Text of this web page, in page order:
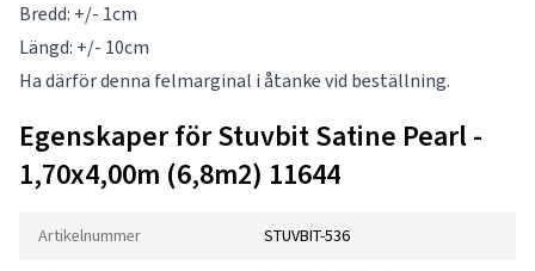
Bredd: +/- 1cm
Längd: +/- 10cm
Ha därför denna felmarginal i åtanke vid beställning.
Egenskaper för Stuvbit Satine Pearl -
1,70x4,00m (6,8m2) 11644
Artikelnummer STUVBIT-536